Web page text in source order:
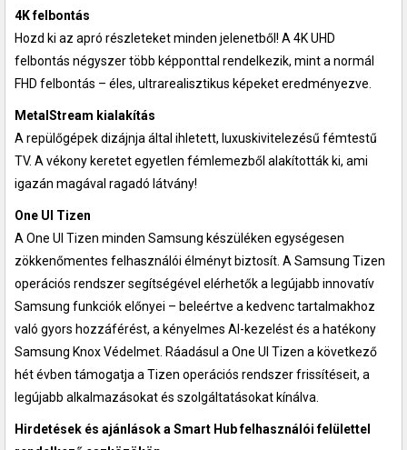
4K felbontás
Hozd ki az apró részleteket minden jelenetből! A 4K UHD
felbontás négyszer több képponttal rendelkezik, mint a normál
FHD felbontás – éles, ultrarealisztikus képeket eredményezve.
MetalStream kialakítás
A repülőgépek dizájnja által ihletett, luxuskivitelezésű fémtestű
TV. A vékony keretet egyetlen fémlemezből alakították ki, ami
igazán magával ragadó látvány!
One UI Tizen
A One UI Tizen minden Samsung készüléken egységesen
zökkenőmentes felhasználói élményt biztosít. A Samsung Tizen
operációs rendszer segítségével elérhetők a legújabb innovatív
Samsung funkciók előnyei – beleértve a kedvenc tartalmakhoz
való gyors hozzáférést, a kényelmes AI-kezelést és a hatékony
Samsung Knox Védelmet. Ráadásul a One UI Tizen a következő
hét évben támogatja a Tizen operációs rendszer frissítéseit, a
legújabb alkalmazásokat és szolgáltatásokat kínálva.
Hirdetések és ajánlások a Smart Hub felhasználói felülettel